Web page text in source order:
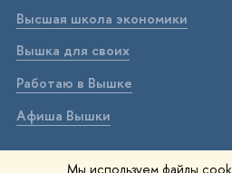
Мы используем файлы
Высшая школа экономики
Вышка для своих
Работаю в Вышке
Афиша Вышки
ВЫШКА В МАХ